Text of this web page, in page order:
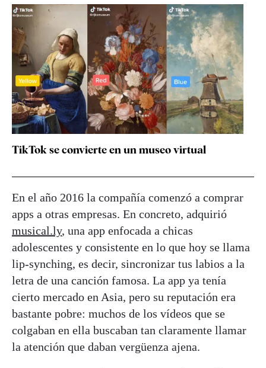
TikTok se convierte en un museo virtual
En el año 2016 la compañía comenzó a comprar
apps a otras empresas. En concreto, adquirió
musical.ly, una app enfocada a chicas
adolescentes y consistente en lo que hoy se llama
lip-synching, es decir, sincronizar tus labios a la
letra de una canción famosa. La app ya tenía
cierto mercado en Asia, pero su reputación era
bastante pobre: muchos de los vídeos que se
colgaban en ella buscaban tan claramente llamar
la atención que daban vergüenza ajena.